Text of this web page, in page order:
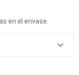
en el envase.